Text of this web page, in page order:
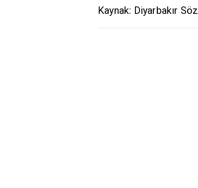
Kaynak: Diyarbakır Söz